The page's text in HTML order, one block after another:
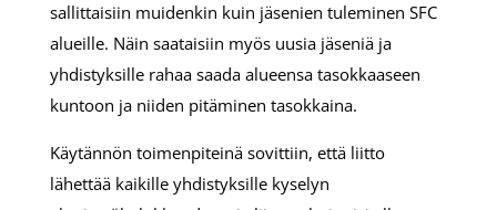
sallittaisiin muidenkin kuin jäsenien tuleminen SFC
alueille. Näin saataisiin myös uusia jäseniä ja
yhdistyksille rahaa saada alueensa tasokkaaseen
kuntoon ja niiden pitäminen tasokkaina.
Käytännön toimenpiteinä sovittiin, että liitto
lähettää kaikille yhdistyksille kyselyn